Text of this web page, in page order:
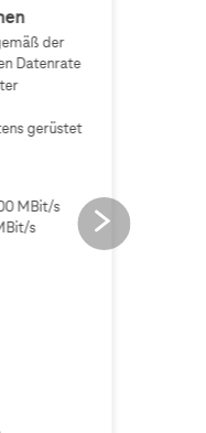
der
Datenrate
gerüstet
MBit/s
s
next